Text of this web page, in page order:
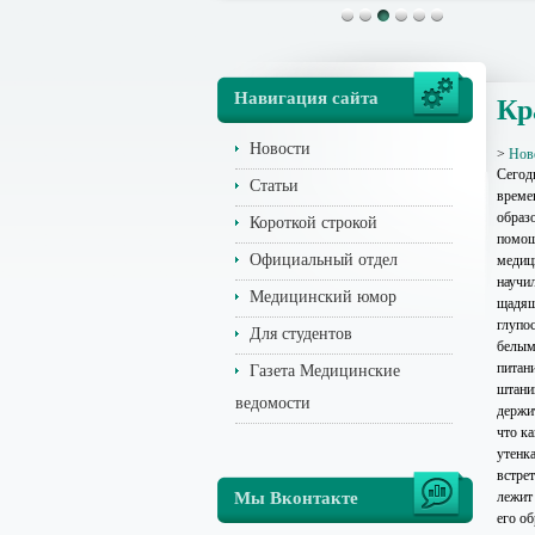
Навигация сайта
Новости
Статьи
Короткой строкой
Официальный отдел
Медицинский юмор
Для студентов
Газета Медицинские
ведомости
Мы Вконтакте
>
что
его